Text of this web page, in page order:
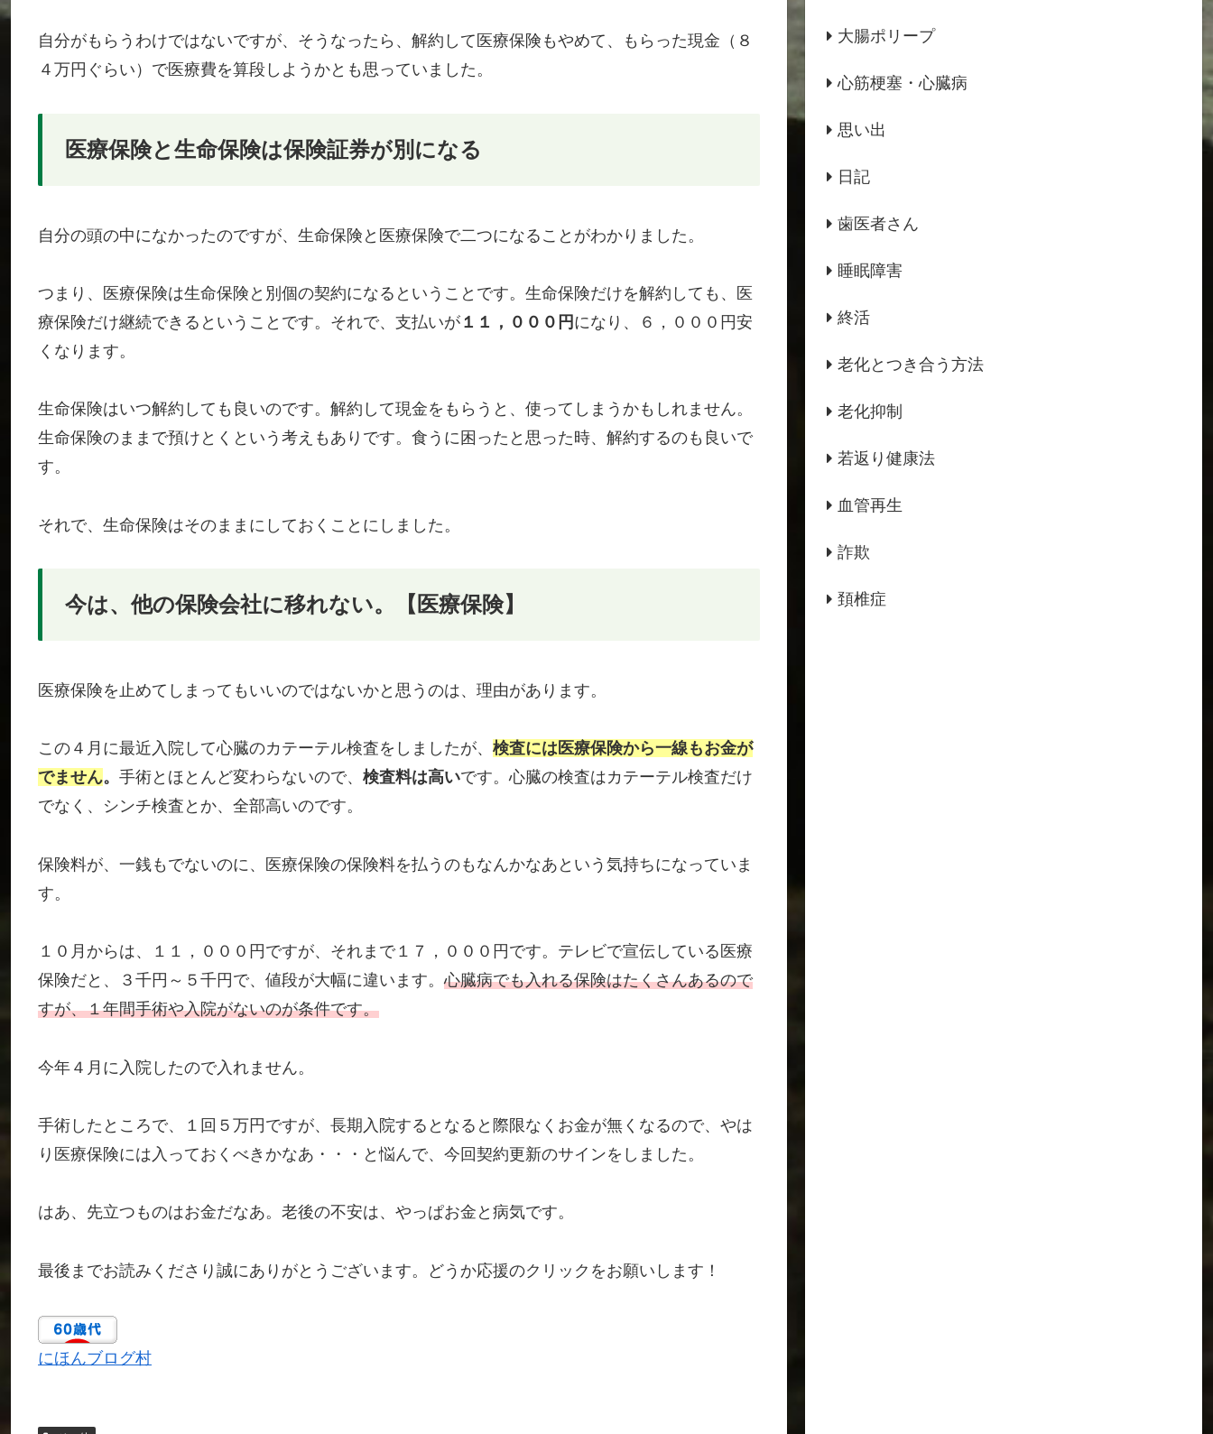
自分がもらうわけではないですが、そうなったら、解約して医療保険もやめて、もらった現金（８
４万円ぐらい）で医療費を算段しようかとも思っていました。
医療保険と生命保険は保険証券が別になる
自分の頭の中になかったのですが、生命保険と医療保険で二つになることがわかりました。
つまり、医療保険は生命保険と別個の契約になるということです。生命保険だけを解約しても、医
療保険だけ継続できるということです。それで、支払いが １１，０００円 になり、６，０００円安
くなります。
生命保険はいつ解約しても良いのです。解約して現金をもらうと、使ってしまうかもしれません。
生命保険のままで預けとくという考えもありです。食うに困ったと思った時、解約するのも良いで
す。
それで、生命保険はそのままにしておくことにしました。
今は、他の保険会社に移れない。【医療保険】
医療保険を止めてしまってもいいのではないかと思うのは、理由があります。
この４月に最近入院して心臓のカテーテル検査をしましたが、 検査には医療保険から一線もお金が
でません。 手術とほとんど変わらないので、 検査料は高いです。心臓の検査はカテーテル検査だけ
でなく、シンチ検査とか、全部高いのです。
保険料が、一銭もでないのに、医療保険の保険料を払うのもなんかなあという気持ちになっていま
す。
１０月からは、１１，０００円ですが、それまで１７，０００円です。テレビで宣伝している医療
保険だと、３千円～５千円で、値段が大幅に違います。心臓病でも入れる保険はたくさんあるので
すが、１年間手術や入院がないのが条件です。
今年４月に入院したので入れません。
手術したところで、１回５万円ですが、長期入院するとなると際限なくお金が無くなるので、やは
り医療保険には入っておくべきかなあ・・・と悩んで、今回契約更新のサインをしました。
はあ、先立つものはお金だなあ。老後の不安は、やっぱお金と病気です。
最後までお読みくださり誠にありがとうございます。どうか応援のクリックをお願いします！
にほんブログ村
大腸ポリープ
心筋梗塞・心臓病
思い出
日記
歯医者さん
睡眠障害
終活
老化とつき合う方法
老化抑制
若返り健康法
血管再生
詐欺
頚椎症